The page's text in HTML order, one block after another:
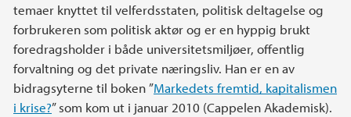
temaer knyttet til velferdsstaten, politisk deltagelse og
forbrukeren som politisk aktør og er en hyppig brukt
foredragsholder i både universitetsmiljøer, offentlig
forvaltning og det private næringsliv. Han er en av
bidragsyterne til boken ”Markedets fremtid, kapitalismen
i krise?” som kom ut i januar 2010 (Cappelen Akademisk).